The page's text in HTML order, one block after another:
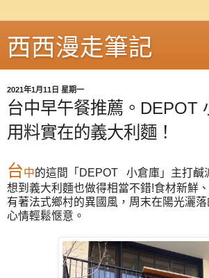
西西漫走筆記
2021年1月11日 星期一
台中早午餐推薦。DEPOT
用料實在的義大利麵！
台中的這間「 DEPOT 小倉庫 」主打鹹
想到義大利麵也做得相當不錯!食材新鮮
有著法式鄉村的異國風，周末在陽光灑落
心情輕鬆愜意。